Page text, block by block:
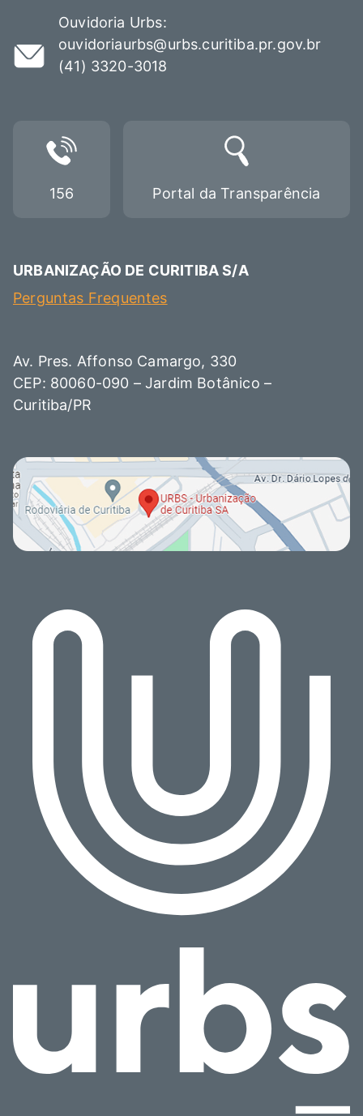
Ouvidoria Urbs:
ouvidoriaurbs@urbs.curitiba.pr.gov.br
(41) 3320-3018
156 Portal da Transparência
URBANIZAÇÃO DE CURITIBA S/A
Perguntas Frequentes
Av. Pres. Affonso Camargo, 330
CEP: 80060-090 – Jardim Botânico –
Curitiba/PR